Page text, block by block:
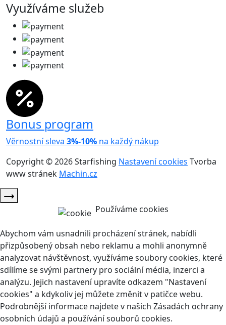
Využíváme služeb
Bonus program
Věrnostní sleva 3%-10% na každý nákup
Copyright © 2026 Starfishing Nastavení cookies Tvorba
www stránek Machin.cz
Používáme cookies
Abychom vám usnadnili procházení stránek, nabídli
přizpůsobený obsah nebo reklamu a mohli anonymně
analyzovat návštěvnost, využíváme soubory cookies, které
sdílíme se svými partnery pro sociální média, inzerci a
analýzu. Jejich nastavení upravíte odkazem "Nastavení
cookies" a kdykoliv jej můžete změnit v patičce webu.
Podrobnější informace najdete v našich Zásadách ochrany
osobních údajů a používání souborů cookies.